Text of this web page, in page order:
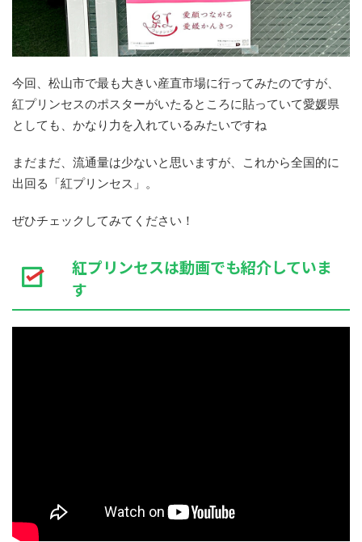
今回、松山市で最も大きい産直市場に行ってみたのですが、
紅プリンセスのポスターがいたるところに貼っていて愛媛県
として も、かなり力を入れているみたいですね
まだまだ、流通量は少ないと思いますが、
これから全国的に
出回る「紅プリンセス」。
ぜひチェックしてみてください！
紅プリンセスは動画でも紹介していま
す